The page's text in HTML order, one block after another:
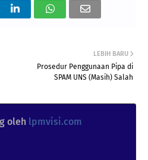
LEBIH BARU
Prosedur Penggunaan Pipa di
SPAM UNS (Masih) Salah
oleh lpmvisi.com